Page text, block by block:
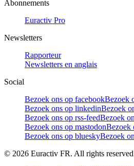
Abonnements
Euractiv Pro
Newsletters
Rapporteur
Newsletters en anglais
Social
Bezoek ons op facebookBezoek
Bezoek ons op linkedinBezoek
Bezoek ons op rss-feedBezoek
Bezoek ons op mastodonBezoek
Bezoek ons op blueskyBezoek
© 2026 Euractiv FR. All rights